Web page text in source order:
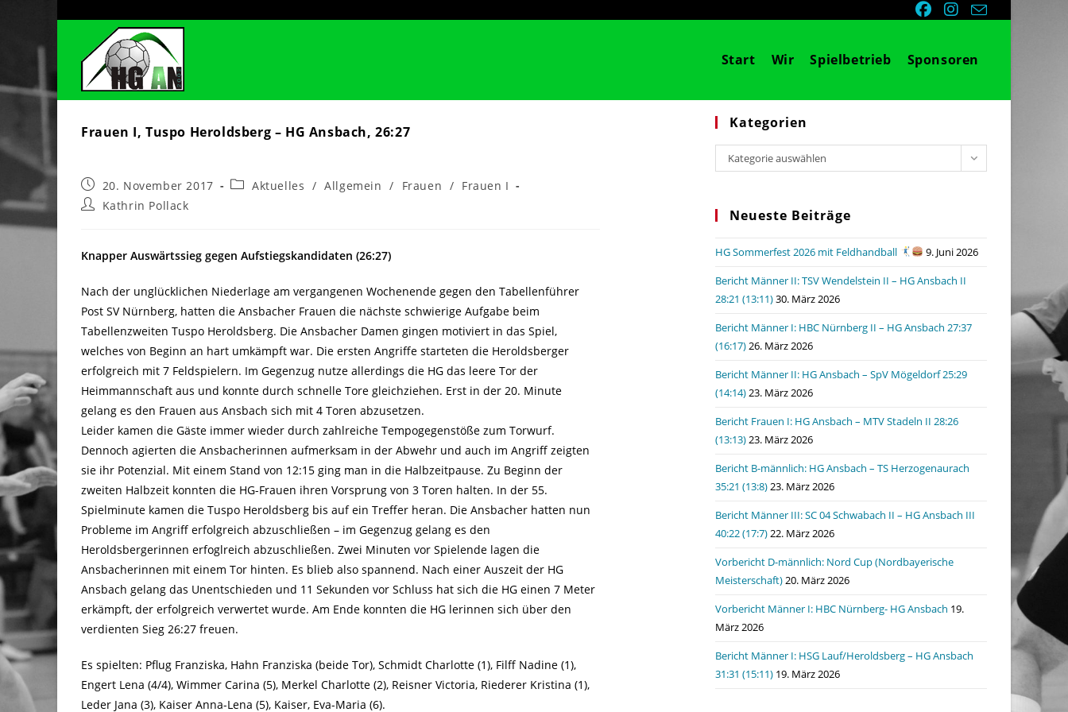
springen
Start Wir Spielbetrieb Sponsoren
Frauen I, Tuspo Heroldsberg – HG Ansbach, 26:27
Beitrag
veröffentlicht:
20. November 2017
Beitrags-
Aktuelles / Allgemein / Frauen / Frauen I
Beitrags-
Kathrin Pollack
Knapper Auswärtssieg gegen Aufstiegskandidaten (26:27)
Nach der unglücklichen Niederlage am vergangenen Wochenende gegen den Tabellenführer
Post SV Nürnberg, hatten die Ansbacher Frauen die nächste schwierige Aufgabe beim
Tabellenzweiten Tuspo Heroldsberg. Die Ansbacher Damen gingen motiviert in das Spiel,
welches von Beginn an hart umkämpft war. Die ersten Angriffe starteten die Heroldsberger
erfolgreich mit 7 Feldspielern. Im Gegenzug nutze allerdings die HG das leere Tor der
Heimmannschaft aus und konnte durch schnelle Tore gleichziehen. Erst in der 20. Minute
gelang es den Frauen aus Ansbach sich mit 4 Toren abzusetzen.
Leider kamen die Gäste immer wieder durch zahlreiche Tempogegenstöße zum Torwurf.
Dennoch agierten die Ansbacherinnen aufmerksam in der Abwehr und auch im Angriff zeigten
sie ihr Potenzial. Mit einem Stand von 12:15 ging man in die Halbzeitpause. Zu Beginn der
zweiten Halbzeit konnten die HG-Frauen ihren Vorsprung von 3 Toren halten. In der 55.
Spielminute kamen die Tuspo Heroldsberg bis auf ein Treffer heran. Die Ansbacher hatten nun
Probleme im Angriff erfolgreich abzuschließen – im Gegenzug gelang es den
Heroldsbergerinnen erfoglreich abzuschließen. Zwei Minuten vor Spielende lagen die
Ansbacherinnen mit einem Tor hinten. Es blieb also spannend. Nach einer Auszeit der HG
Ansbach gelang das Unentschieden und 11 Sekunden vor Schluss hat sich die HG einen 7 Meter
erkämpft, der erfolgreich verwertet wurde. Am Ende konnten die HG lerinnen sich über den
verdienten Sieg 26:27 freuen.
Es spielten: Pflug Franziska, Hahn Franziska (beide Tor), Schmidt Charlotte (1), Filff Nadine (1),
Engert Lena (4/4), Wimmer Carina (5), Merkel Charlotte (2), Reisner Victoria, Riederer Kristina (1),
Leder Jana (3), Kaiser Anna-Lena (5), Kaiser, Eva-Maria (6).
Kategorien
Kategorien
Kategorie auswählen
Neueste Beiträge
HG Sommerfest 2026 mit Feldhandball
9. Juni 2026
Bericht Männer II: TSV Wendelstein II – HG Ansbach II
28:21 (13:11)30. März 2026
Bericht Männer I: HBC Nürnberg II – HG Ansbach 27:37
(16:17)26. März 2026
Bericht Männer II: HG Ansbach – SpV Mögeldorf 25:29
(14:14)23. März 2026
Bericht Frauen I: HG Ansbach – MTV Stadeln II 28:26
(13:13)23. März 2026
Bericht B-männlich: HG Ansbach – TS Herzogenaurach
35:21 (13:8)23. März 2026
Bericht Männer III: SC 04 Schwabach II – HG Ansbach III
40:22 (17:7)22. März 2026
Vorbericht D-männlich: Nord Cup (Nordbayerische
Meisterschaft)20. März 2026
Vorbericht Männer I: HBC Nürnberg- HG Ansbach 19.
März 2026
Bericht Männer I: HSG Lauf/Heroldsberg – HG Ansbach
31:31 (15:11) 19. März 2026